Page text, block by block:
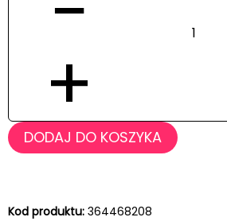
+
DODAJ DO KOSZYKA
Kod produktu: 364468208